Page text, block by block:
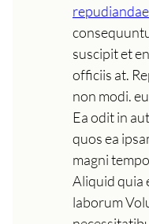
repudiandae
suscipit et
officiis at.
non modi.
Ea odit in
quos ea
magni
Aliquid quia
laborum